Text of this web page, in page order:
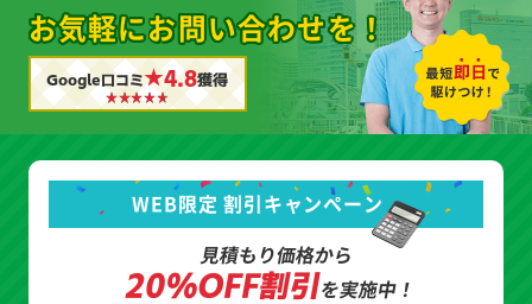
お気軽にお問い合わせを！
Google口コミ★4.8獲得
WEB限定 割引キャンペーン
見積もり価格から
20%OFF割引を実施中！